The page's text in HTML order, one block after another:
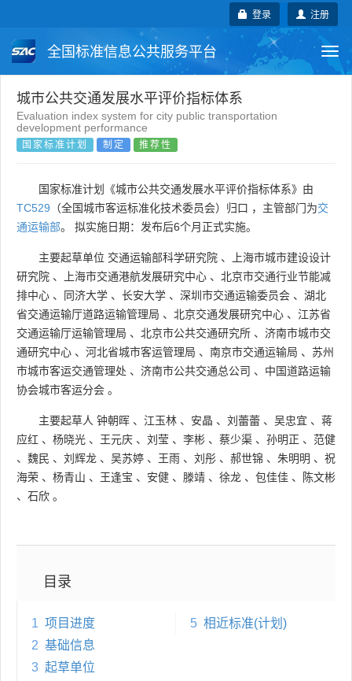
注册
登录
全国标准信息公共服务平台
国家标准 行业标准
团体标准
城市公共交通发展水平评价指标体系
Evaluation index system for city public transportation
development performance
国家标准计划 制定 推荐性
国家标准计划《城市公共交通发展水平评价指标体系》由
TC529 （全国城市客运标准化技术委员会）归口 ，主管部门为交
通运输部。 拟实施日期：发布后6个月正式实施。
主要起草单位 交通运输部科学研究院 、
上海市城市建设设计
研究院 、 上海市交通港航发展研究中心 、 北京市交通行业节能减
排中心 、 同济大学 、 长安大学 、 深圳市交通运输委员会 、 湖北
省交通运输厅道路运输管理局 、 北京交通发展研究中心 、 江苏省
交通运输厅运输管理局 、 北京市公共交通研究所 、 济南市城市交
通研究中心 、 河北省城市客运管理局 、 南京市交通运输局 、 苏州
市城市客运交通管理处 、 济南市公共交通总公司 、 中国道路运输
协会城市客运分会 。
主要起草人 钟朝晖 、 江玉林 、 安晶 、 刘蕾蕾 、 吴忠宜 、 蒋
应红 、 杨晓光 、 王元庆 、 刘莹 、 李彬 、 蔡少渠 、 孙明正 、 范健
、 魏民 、 刘辉龙 、 吴苏婷 、 王雨 、 刘彤 、 郝世锦 、 朱明明 、 祝
海荣 、 杨青山 、 王逢宝 、 安健 、 滕靖 、 徐龙 、 包佳佳 、
陈文彬
、 石欣 。
目录
1 项目进度
2 基础信息
3 起草单位
5 相近标准(计划)